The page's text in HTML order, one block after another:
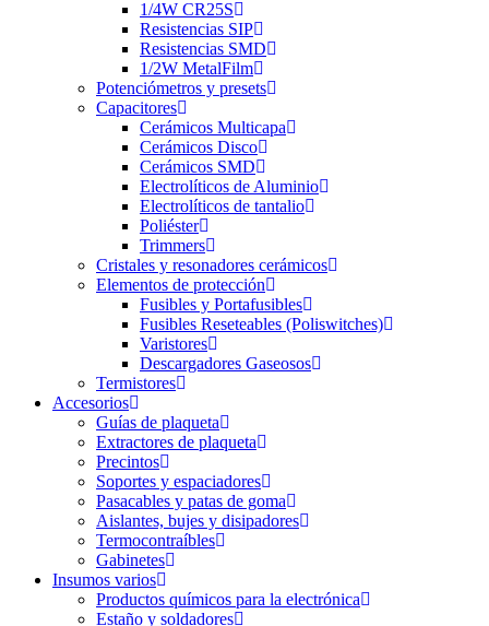
1/4W CR25S
Resistencias SIP
Resistencias SMD
1/2W MetalFilm
Potenciómetros y presets
Capacitores
Cerámicos Multicapa
Cerámicos Disco
Cerámicos SMD
Electrolíticos de Aluminio
Electrolíticos de tantalio
Poliéster
Trimmers
Cristales y resonadores cerámicos
Elementos de protección
Fusibles y Portafusibles
Fusibles Reseteables (Poliswitches)
Varistores
Descargadores Gaseosos
Termistores
Accesorios
Guías de plaqueta
Extractores de plaqueta
Precintos
Soportes y espaciadores
Pasacables y patas de goma
Aislantes, bujes y disipadores
Termocontraíbles
Gabinetes
Insumos varios
Productos químicos para la electrónica
Estaño y soldadores